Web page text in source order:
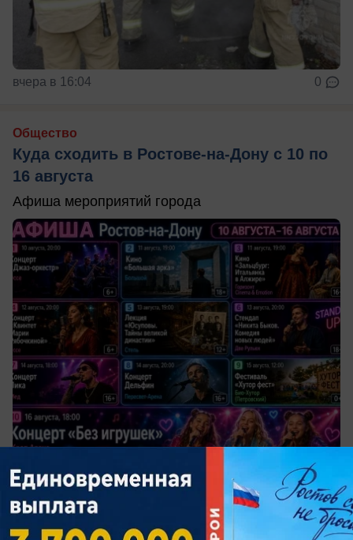
вчера в 16:04 0
Общество
Куда сходить в Ростове-на-Дону с 10 по
16 августа
Афиша мероприятий города
вчера в 15:00 0
Общество